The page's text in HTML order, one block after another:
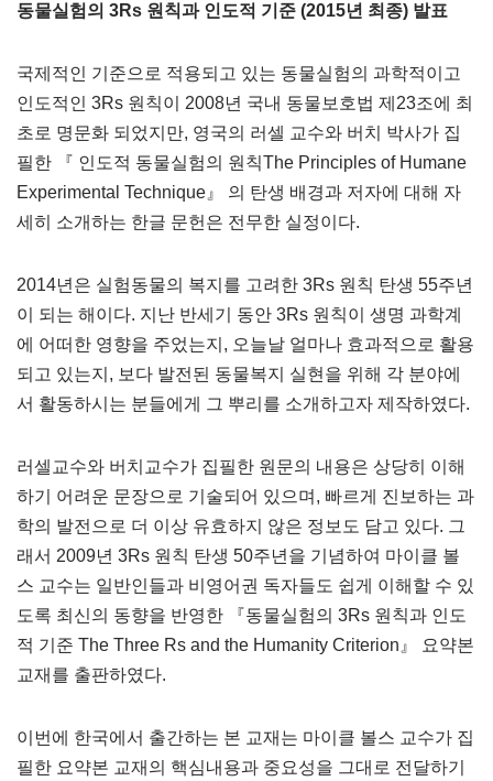
동물실험의 3Rs 원칙과 인도적 기준 (2015년 최종) 발표
국제적인 기준으로 적용되고 있는 동물실험의 과학적이고
인도적인 3Rs 원칙이 2008년 국내 동물보호법 제23조에 최
초로 명문화 되었지만, 영국의 러셀 교수와 버치 박사가 집
필한 『 인도적 동물실험의 원칙The Principles of Humane
Experimental Technique』 의 탄생 배경과 저자에 대해 자
세히 소개하는 한글 문헌은 전무한 실정이다.
2014년은 실험동물의 복지를 고려한 3Rs 원칙 탄생 55주년
이 되는 해이다. 지난 반세기 동안 3Rs 원칙이 생명 과학계
에 어떠한 영향을 주었는지, 오늘날 얼마나 효과적으로 활용
되고 있는지, 보다 발전된 동물복지 실현을 위해 각 분야에
서 활동하시는 분들에게 그 뿌리를 소개하고자 제작하였다.
러셀교수와 버치교수가 집필한 원문의 내용은 상당히 이해
하기 어려운 문장으로 기술되어 있으며, 빠르게 진보하는 과
학의 발전으로 더 이상 유효하지 않은 정보도 담고 있다. 그
래서 2009년 3Rs 원칙 탄생 50주년을 기념하여 마이클 볼
스 교수는 일반인들과 비영어권 독자들도 쉽게 이해할 수 있
도록 최신의 동향을 반영한 『동물실험의 3Rs 원칙과 인도
적 기준 The Three Rs and the Humanity Criterion』 요약본
교재를 출판하였다.
이번에 한국에서 출간하는 본 교재는 마이클 볼스 교수가 집
필한 요약본 교재의 핵심내용과 중요성을 그대로 전달하기